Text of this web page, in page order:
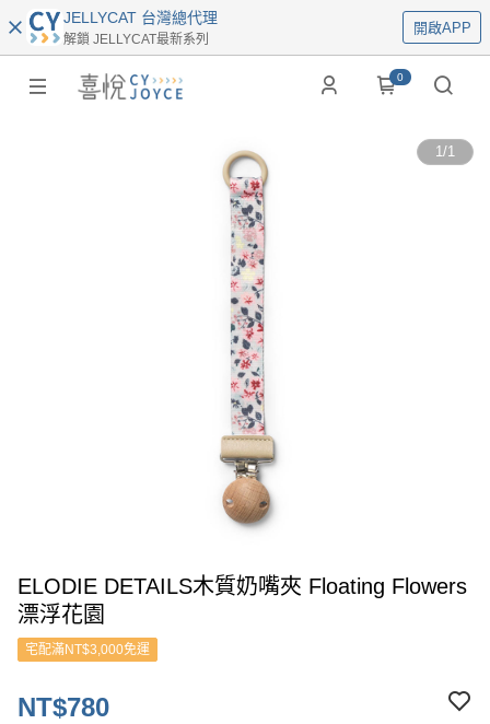
JELLYCAT 台灣總代理
解鎖 JELLYCAT最新系列
開啟APP
0
1/1
ELODIE DETAILS木質奶嘴夾 Floating Flowers
漂浮花園
宅配滿NT$3,000免運
NT$780